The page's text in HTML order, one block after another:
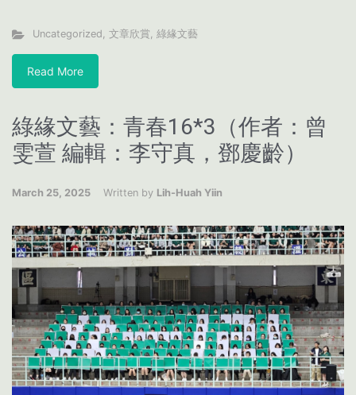
Uncategorized, 文章欣賞, 綠緣文藝
Read More
綠緣文藝：青春16*3（作者：曾
雯萱 編輯：李守真，鄧慶齡）
March 25, 2025 Written by Lih-Huah Yiin